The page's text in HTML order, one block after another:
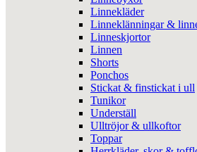
Linnekläder
Linneklänningar &
Linneskjortor
Linnen
Shorts
Ponchos
Stickat & finstickat i ull
Tunikor
Underställ
Ulltröjor & ullkoftor
Toppar